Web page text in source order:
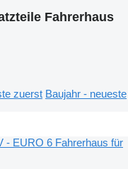
Fahrerhaus
zuerst Baujahr - neueste